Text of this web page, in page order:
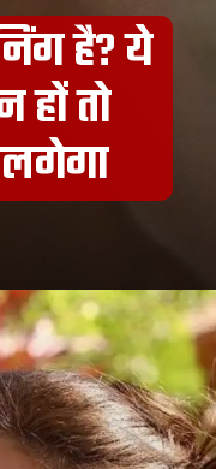
है? ये
तो
लगेगा